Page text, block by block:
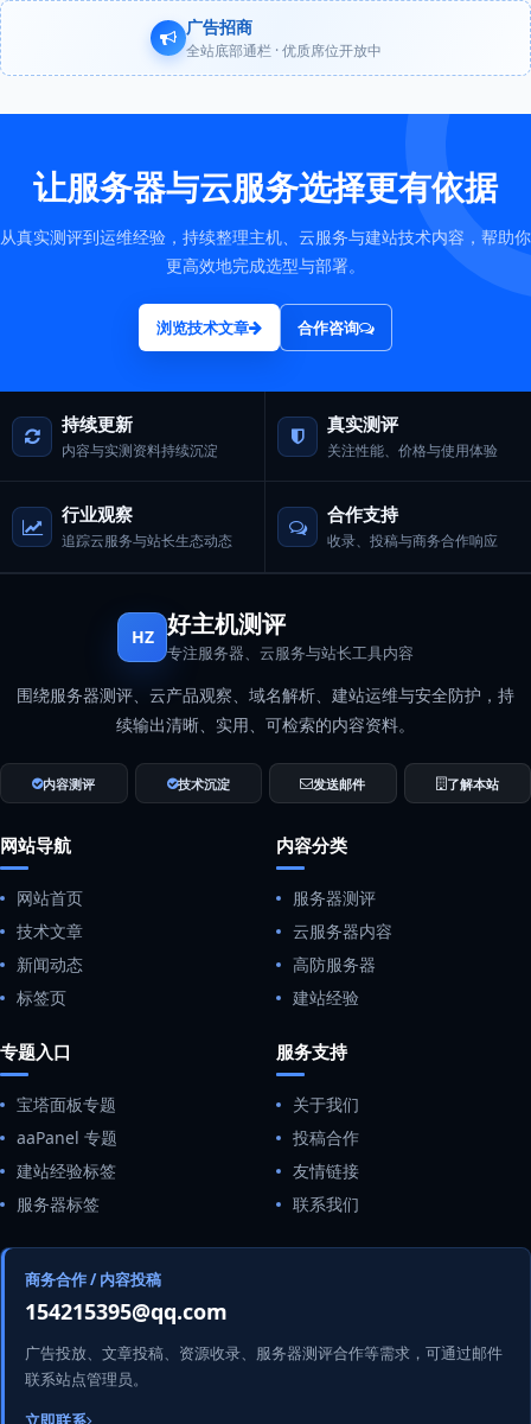
广告招商
全站底部通栏 · 优质席位开放中
让服务器与云服务选择更有依据
从真实测评到运维经验，持续整理主机、云服务与建站技术内容，帮助你
更高效地完成选型与部署。
浏览技术文章 合作咨询
持续更新
内容与实测资料持续沉淀
真实测评
关注性能、价格与使用体验
行业观察
追踪云服务与站长生态动态
合作支持
收录、投稿与商务合作响应
HZ 好主机测评
专注服务器、云服务与站长工具内容
围绕服务器测评、云产品观察、域名解析、建站运维与安全防护，持
续输出清晰、实用、可检索的内容资料。
内容测评 技术沉淀 发送邮件 了解本站
网站导航
网站首页
技术文章
新闻动态
标签页
内容分类
服务器测评
云服务器内容
高防服务器
建站经验
专题入口
宝塔面板专题
aaPanel 专题
建站经验标签
服务器标签
服务支持
关于我们
投稿合作
友情链接
联系我们
商务合作 / 内容投稿
154215395@qq.com
广告投放、文章投稿、资源收录、服务器测评合作等需求，可通过邮件
联系站点管理员。